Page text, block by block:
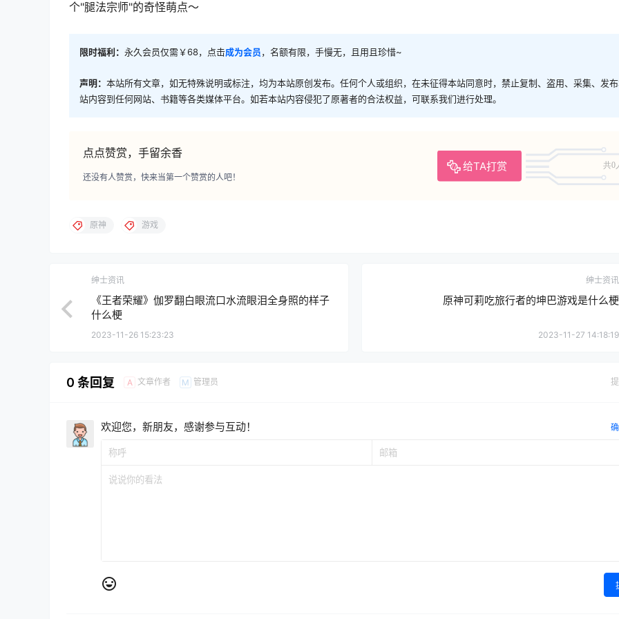
个"腿法宗师"的奇怪萌点～
限时福利： 永久会员仅需￥68，点击成为会员，名额有限，手慢无，且用且珍惜~
声明： 本站所有文章，如无特殊说明或标注，均为本站原创发布。任何个人或组织，在未征得本站同意时，禁止复制、盗用、采集、发
站内容到任何网站、书籍等各类媒体平台。如若本站内容侵犯了原著者的合法权益，可联系我们进行处理。
点点赞赏，手留余香
给TA打赏 共0
还没有人赞赏，快来当第一个赞赏的人吧！
原神 游戏
绅士资讯
《王者荣耀》伽罗翻白眼流口水流眼泪全身照的样子
什么梗
2023-11-26 15:23:23
绅士资讯
原神可莉吃旅行者的坤巴游戏是什么梗
2023-11-27 14:18:19
0 条回复 A 文章作者 M 管理员
欢迎您，新朋友，感谢参与互动！